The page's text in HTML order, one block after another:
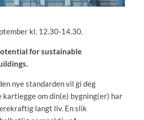
kl. 12.30-14.30.
for sustainable
nye standarden vil gi deg
kartlegge om din(e) bygning(er) har
langt liv. En slik